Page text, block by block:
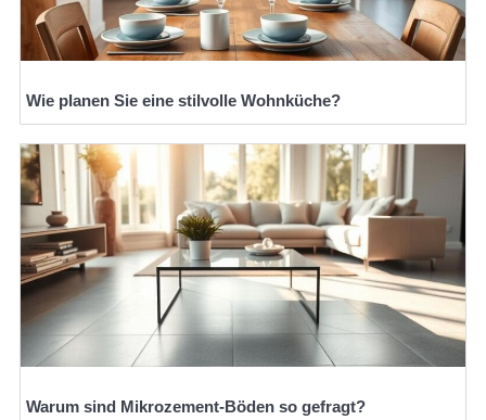
Wie planen Sie eine stilvolle Wohnküche?
Warum sind Mikrozement-Böden so gefragt?